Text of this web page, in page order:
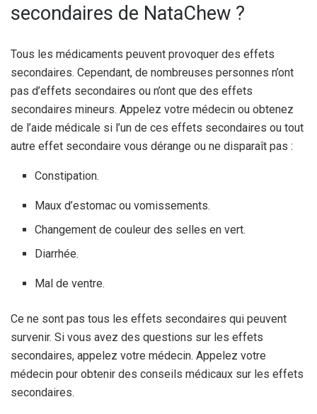
secondaires de NataChew ?
Tous les médicaments peuvent provoquer des effets
secondaires. Cependant, de nombreuses personnes n’ont
pas d’effets secondaires ou n’ont que des effets
secondaires mineurs. Appelez votre médecin ou obtenez
de l’aide médicale si l’un de ces effets secondaires ou tout
autre effet secondaire vous dérange ou ne disparaît pas :
Constipation.
Maux d’estomac ou vomissements.
Changement de couleur des selles en vert.
Diarrhée.
Mal de ventre.
Ce ne sont pas tous les effets secondaires qui peuvent
survenir. Si vous avez des questions sur les effets
secondaires, appelez votre médecin. Appelez votre
médecin pour obtenir des conseils médicaux sur les effets
secondaires.